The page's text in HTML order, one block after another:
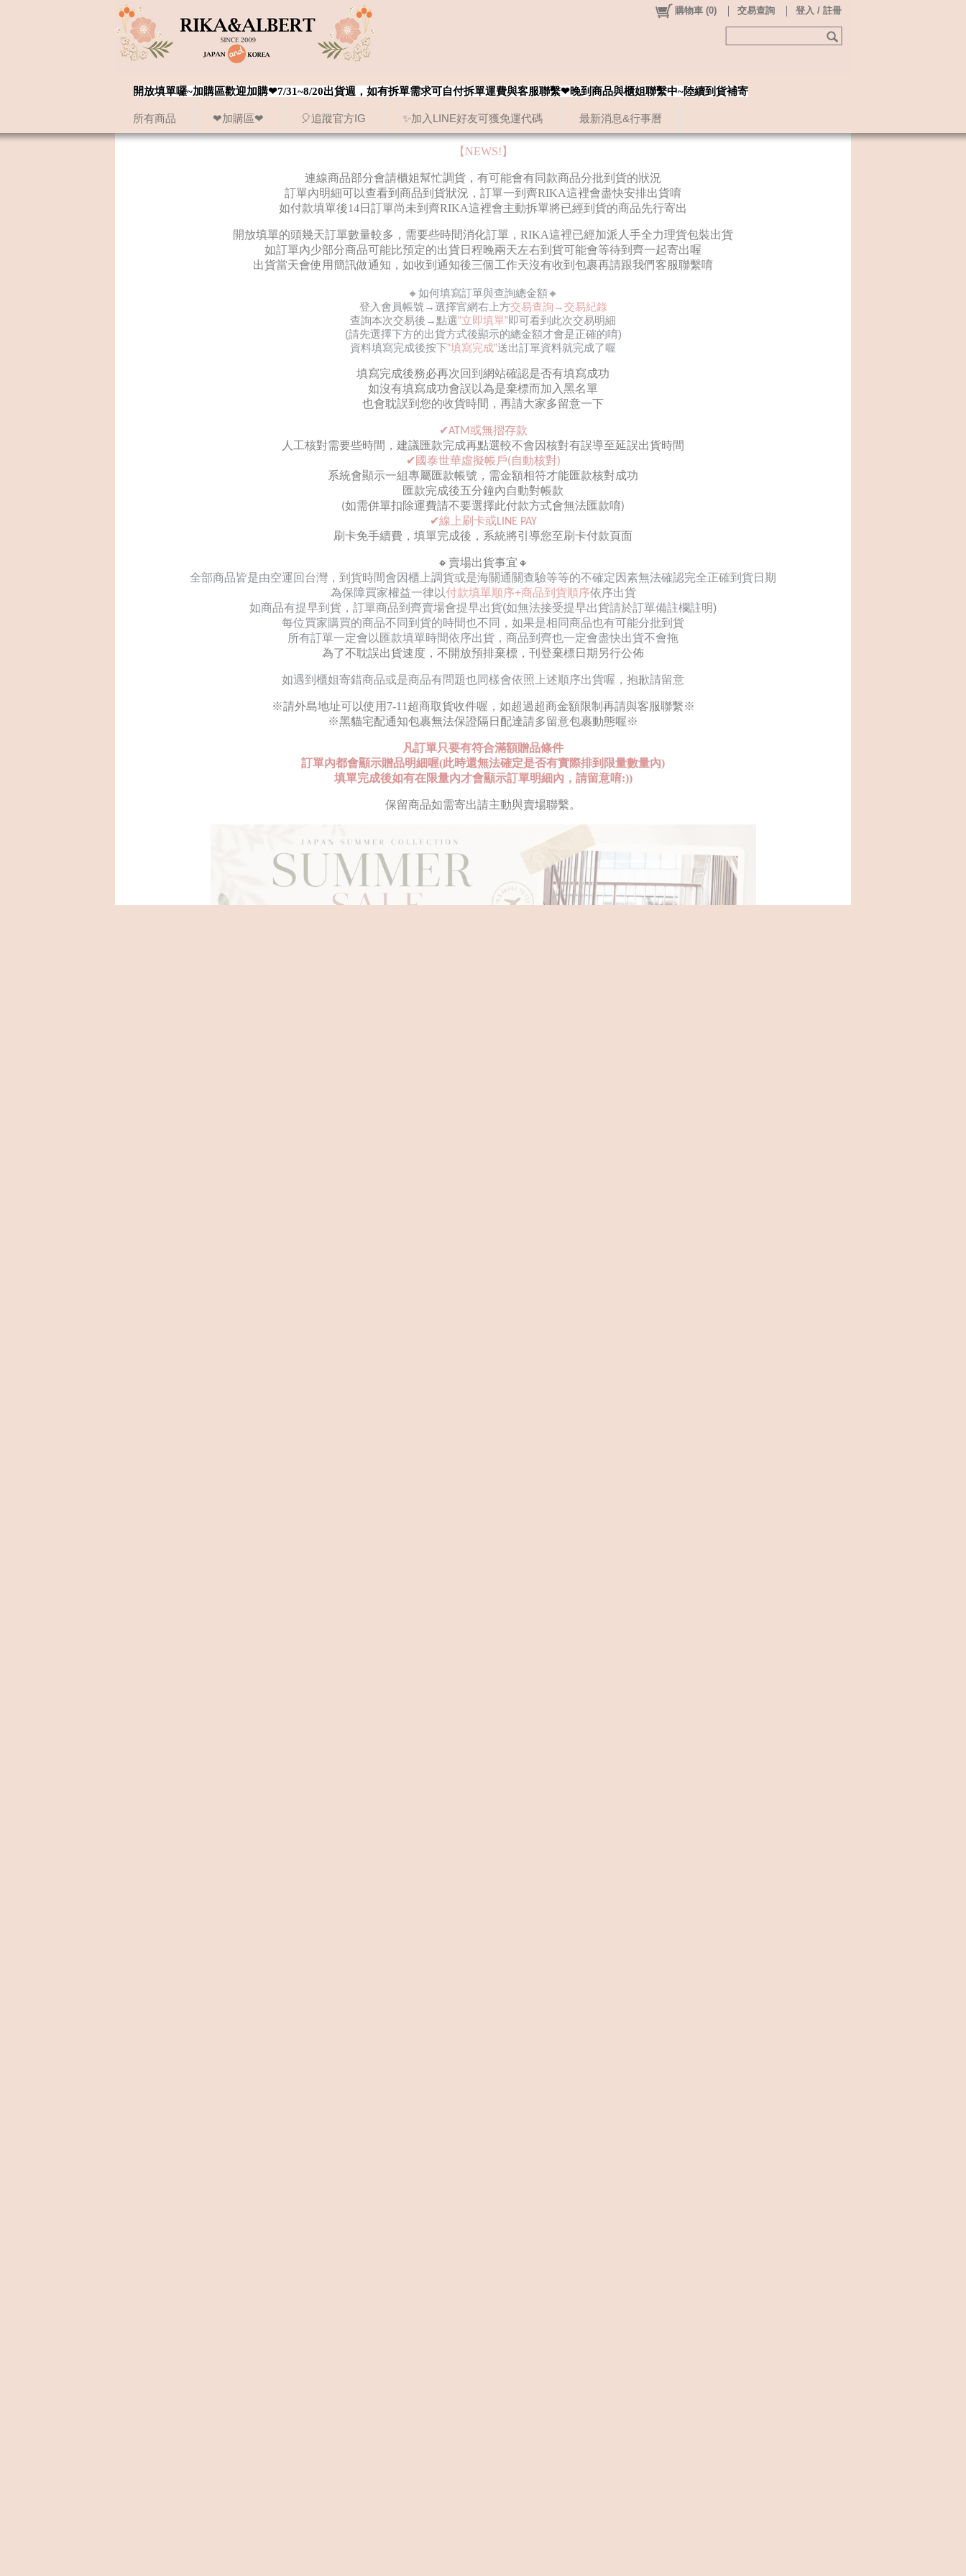
所有商品 ❤加購區❤ 🎈追蹤官方IG ✨加入LINE好友可獲免運代碼 最新消息&行事曆
購物車 (0) 交易查詢 登入 / 註冊
開放填單囉~加購區歡迎加購❤7/31~8/20出貨週，如有拆單需求可自付拆單運費與客服聯繫❤晚到商品與櫃姐聯繫中~陸續到貨補寄